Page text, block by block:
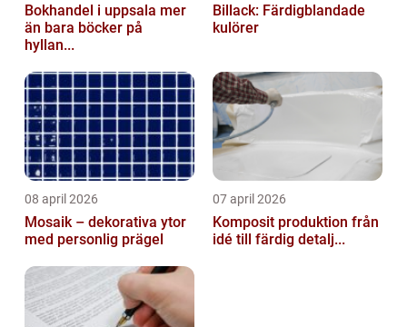
Bokhandel i uppsala mer
än bara böcker på
hyllan...
Billack: Färdigblandade
kulörer
08 april 2026
Mosaik – dekorativa ytor
med personlig prägel
07 april 2026
Komposit produktion från
idé till färdig detalj...